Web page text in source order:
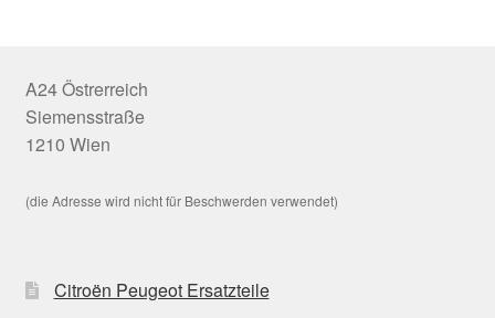
A24 Östrerreich
Siemensstraße
1210 Wien
(die Adresse wird nicht für Beschwerden verwendet)
Citroën Peugeot Ersatzteile